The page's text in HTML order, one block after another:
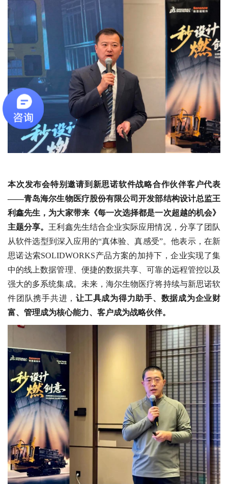
本次发布会特别邀请到新思诺软件战略合作伙伴客户代表
——青岛海尔生物医疗股份有限公司开发部结构设计总监王
利鑫先生，为大家带来《每一次选择都是一次超越的机会》
主题分享。 王利鑫先生结合企业实际应用情况，分享了团队
从软件选型到深入应用的“真体验、真感受”。他表示，在新
思诺达索SOLIDWORKS产品方案的加持下，企业实现了集
中的线上数据管理、便捷的数据共享、可靠的远程管控以及
强大的多系统集成。未来，海尔生物医疗将持续与新思诺软
件团队携手共进， 让工具成为得力助手、数据成为企业财
富、管理成为核心能力、客户成为战略伙伴。